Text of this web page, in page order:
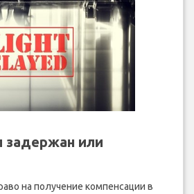
задержан или
на получение компенсации в